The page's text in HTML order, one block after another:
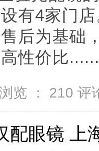
有4家门
后为基础
性价比......
览 ： 210 评
配眼镜 上